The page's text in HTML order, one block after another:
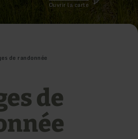
Ouvrir la carte
de randonnée
de